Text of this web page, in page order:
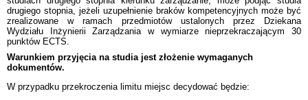
drugiego stopnia, jeżeli uzupełnienie braków kompetencyjnych może być
zrealizowane w ramach przedmiotów ustalonych przez Dziekana
Wydziału Inżynierii Zarządzania w wymiarze nieprzekraczającym 30
punktów ECTS.
Warunkiem przyjęcia na studia jest złożenie wymaganych
dokumentów.
W przypadku przekroczenia limitu miejsc decydować będzie: